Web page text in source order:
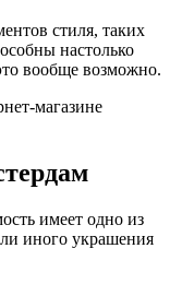
стиля, таких
настолько
вообще возможно.
магазине
имеет одно из
иного украшения